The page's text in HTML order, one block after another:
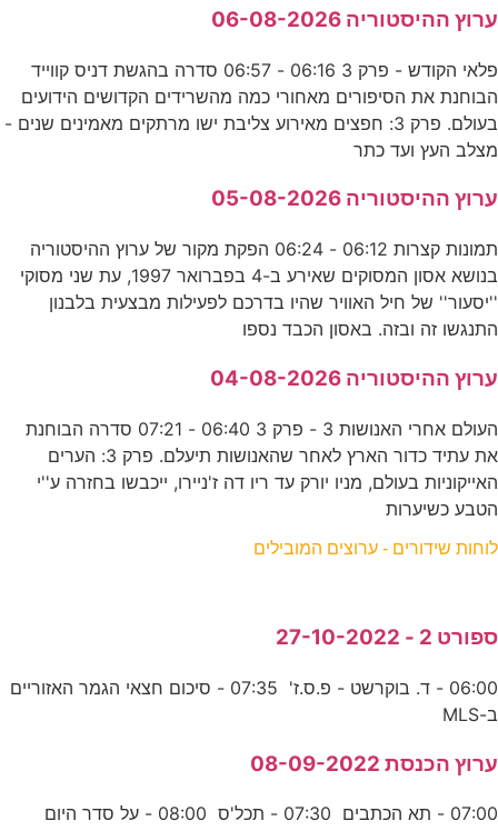
ערוץ ההיסטוריה 06-08-2026
פלאי הקודש - פרק 3 06:16 - 06:57 סדרה בהגשת דניס קווייד
הבוחנת את הסיפורים מאחורי כמה מהשרידים הקדושים הידועים
בעולם. פרק 3: חפצים מאירוע צליבת ישו מרתקים מאמינים שנים -
מצלב העץ ועד כתר
ערוץ ההיסטוריה 05-08-2026
תמונות קצרות 06:12 - 06:24 הפקת מקור של ערוץ ההיסטוריה
בנושא אסון המסוקים שאירע ב-4 בפברואר 1997, עת שני מסוקי
''יסעור'' של חיל האוויר שהיו בדרכם לפעילות מבצעית בלבנון
התנגשו זה ובזה. באסון הכבד נספו
ערוץ ההיסטוריה 04-08-2026
העולם אחרי האנושות 3 - פרק 3 06:40 - 07:21 סדרה הבוחנת
את עתיד כדור הארץ לאחר שהאנושות תיעלם. פרק 3: הערים
האייקוניות בעולם, מניו יורק עד ריו דה ז'ניירו, ייכבשו בחזרה ע''י
הטבע כשיערות
לוחות שידורים - ערוצים המובילים
ספורט 2 - 27-10-2022
06:00 - ד. בוקרשט - פ.ס.ז' 07:35 - סיכום חצאי הגמר האזוריים
ב-MLS
ערוץ הכנסת 08-09-2022
07:00 - תא הכתבים 07:30 - תכל'ס 08:00 - על סדר היום